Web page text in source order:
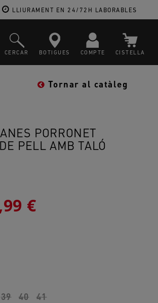
LLIURAMENT EN 24/72H LABORABLES
CISTELLA
COMPTE
BOTIGUES
CERCAR
Tornar al catàleg
PORRONET
PELL AMB TALÓ
€
39 40 41